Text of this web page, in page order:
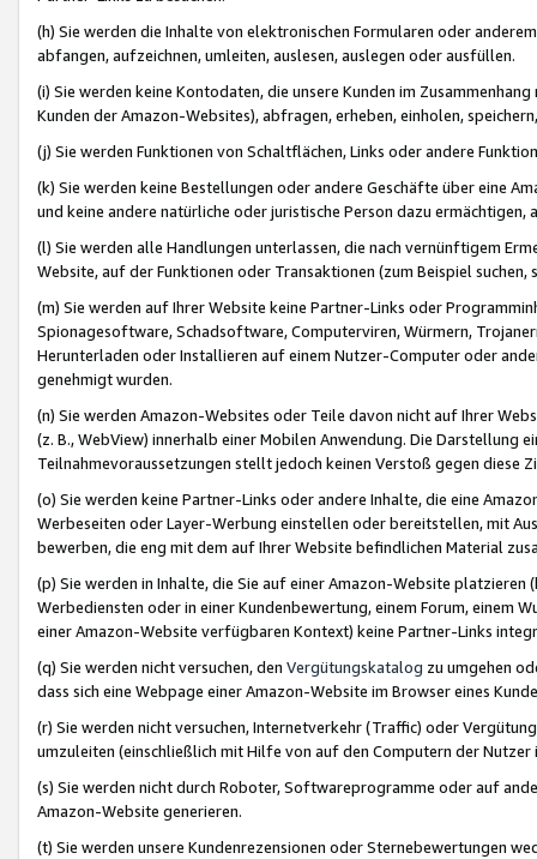
(h) Sie werden die Inhalte von elektronischen Formularen oder
abfangen, aufzeichnen, umleiten, auslesen, auslegen oder ausfüllen.
(i) Sie werden keine Kontodaten, die unsere Kunden im
Kunden der Amazon-Websites), abfragen, erheben, einholen,
(j) Sie werden Funktionen von Schaltflächen, Links oder andere
(k) Sie werden keine Bestellungen oder andere Geschäfte über eine
und keine andere natürliche oder juristische Person dazu
(l) Sie werden alle Handlungen unterlassen, die nach vernünftigem
Website, auf der Funktionen oder Transaktionen (zum Beispiel
(m) Sie werden auf Ihrer Website keine Partner-Links oder
Spionagesoftware, Schadsoftware, Computerviren, Würmern,
Herunterladen oder Installieren auf einem Nutzer-Computer oder
genehmigt wurden.
(n) Sie werden Amazon-Websites oder Teile davon nicht auf Ihrer
(z. B., WebView) innerhalb einer Mobilen Anwendung. Die Darstellung
Teilnahmevoraussetzungen stellt jedoch keinen Verstoß gegen diese
(o) Sie werden keine Partner-Links oder andere Inhalte, die eine
Werbeseiten oder Layer-Werbung einstellen oder bereitstellen, mit
bewerben, die eng mit dem auf Ihrer Website befindlichen Material
(p) Sie werden in Inhalte, die Sie auf einer Amazon-Website
Werbediensten oder in einer Kundenbewertung, einem Forum, einem
einer Amazon-Website verfügbaren Kontext) keine Partner-Links
(q) Sie werden nicht versuchen, den Vergütungskatalog zu umgehen
dass sich eine Webpage einer Amazon-Website im Browser eines
(r) Sie werden nicht versuchen, Internetverkehr (Traffic) oder
umzuleiten (einschließlich mit Hilfe von auf den Computern der
(s) Sie werden nicht durch Roboter, Softwareprogramme oder auf
Amazon-Website generieren.
(t) Sie werden unsere Kundenrezensionen oder Sternebewertungen